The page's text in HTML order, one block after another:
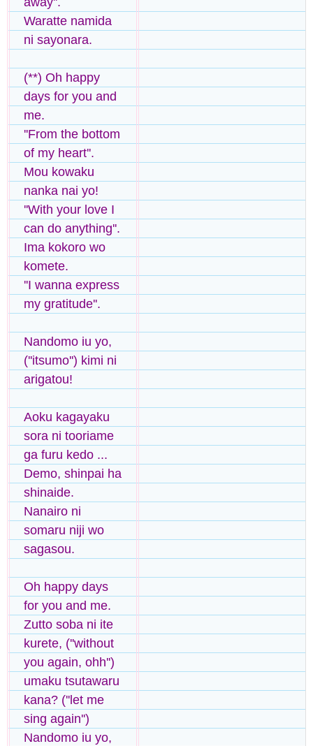
Waratte namida
ni sayonara.
(**) Oh happy
days for you and
me.
''From the bottom
of my heart''.
Mou kowaku
nanka nai yo!
''With your love I
can do anything''.
Ima kokoro wo
komete.
''I wanna express
my gratitude''.
Nandomo iu yo,
(''itsumo'') kimi ni
arigatou!
Aoku kagayaku
sora ni tooriame
ga furu kedo ...
Demo, shinpai ha
shinaide.
Nanairo ni
somaru niji wo
sagasou.
Oh happy days
for you and me.
Zutto soba ni ite
kurete, (''without
you again, ohh'')
umaku tsutawaru
kana? (''let me
sing again'')
Nandomo iu yo,